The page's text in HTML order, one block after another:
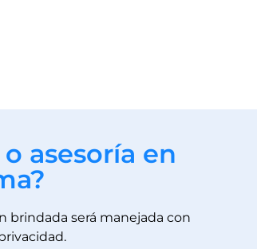
asesoría en
brindada será manejada con